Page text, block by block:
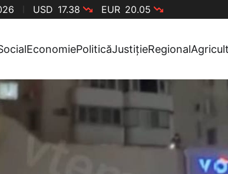
USD 17.38 EUR 20.05
EconomiePoliticăJustițieRegional